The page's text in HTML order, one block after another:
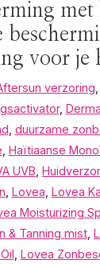
met
voor je
verzoring
,
duurzame
Haïtiaanse
UVB
Lovea Lovea
Moisturizing
& Tanning mist
Lovea